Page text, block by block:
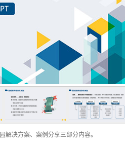
决方案、案例分享三部分内容。